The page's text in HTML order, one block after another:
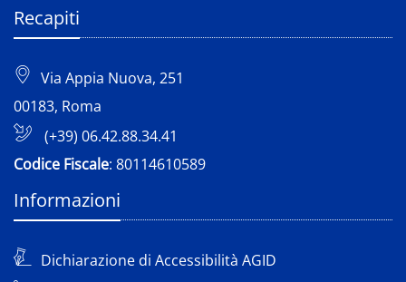
Recapiti
Via Appia Nuova, 251
00183, Roma
(+39) 06.42.88.34.41
Codice Fiscale: 80114610589
Informazioni
Dichiarazione di Accessibilità AGID